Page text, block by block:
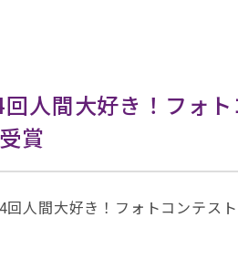
人間大好き！フォ
賞
人間大好き！フォトコンテス